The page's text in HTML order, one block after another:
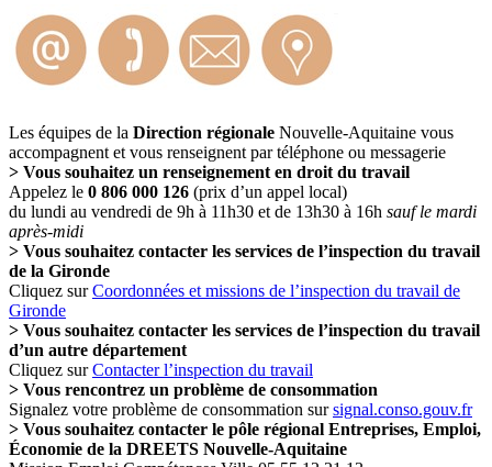
Les équipes de la Direction régionale Nouvelle-Aquitaine vous
accompagnent et vous renseignent par téléphone ou messagerie
> Vous souhaitez un renseignement en droit du travail
Appelez le 0 806 000 126 (prix d’un appel local)
du lundi au vendredi de 9h à 11h30 et de 13h30 à 16h sauf le mardi
après-midi
> Vous souhaitez contacter les services de l’inspection du travail
de la Gironde
Cliquez surCoordonnées et missions de l’inspection du travail de
Gironde
> Vous souhaitez contacter les services de l’inspection du travail
d’un autre département
Cliquez surContacter l’inspection du travail
> Vous rencontrez un problème de consommation
Signalez votre problème de consommation sursignal.conso.gouv.fr
> Vous souhaitez contacter le pôle régional Entreprises, Emploi,
Économie de la DREETS Nouvelle-Aquitaine